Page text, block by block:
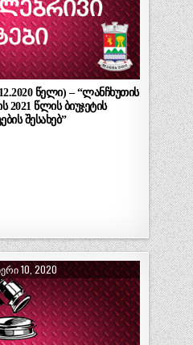
წელი) – “ლანჩხუთის
2021 წლის ბიუჯეტის
შესახებ”
10, 2020